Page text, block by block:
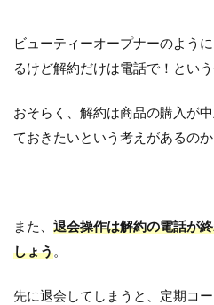
ビューティーオープナーのよう
るけど解約だけは電話で！とい
おそらく、解約は商品の購入が
ておきたいという考えがあるのか
また、 退会操作は解約の電話が
しょう。
先に退会してしまうと、定期コ